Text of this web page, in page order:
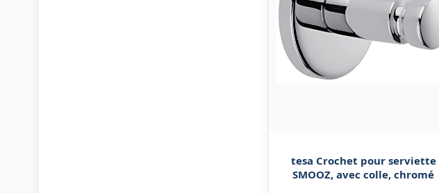
tesa Crochet pour serviette
SMOOZ, avec colle, chromé